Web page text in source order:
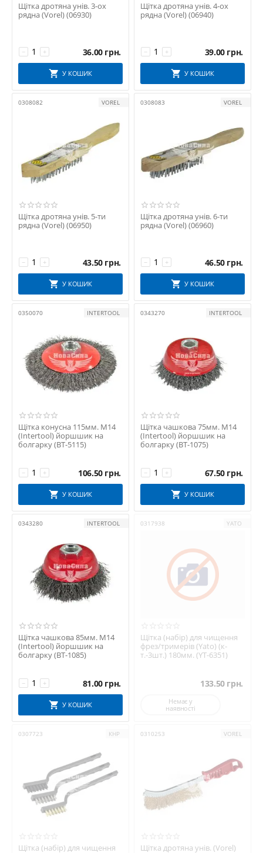
Щітка дротяна унів. 3-ох
рядна (Vorel) (06930)
+
− 36.00 грн.
У КОШИК
Щітка дротяна унів. 4-ох
рядна (Vorel) (06940)
+
− 39.00 грн.
У КОШИК
0308082 VOREL
Щітка дротяна унів. 5-ти
рядна (Vorel) (06950)
+
− 43.50 грн.
У КОШИК
0308083 VOREL
Щітка дротяна унів. 6-ти
рядна (Vorel) (06960)
+
− 46.50 грн.
У КОШИК
0350070 INTERTOOL
Щітка конусна 115мм. М14
(Intertool) йоршшик на
болгарку (BT-5115)
+
− 106.50 грн.
У КОШИК
0343270 INTERTOOL
Щітка чашкова 75мм. М14
(Intertool) йоршшик на
болгарку (BT-1075)
+
− 67.50 грн.
У КОШИК
0343280 INTERTOOL
Щітка чашкова 85мм. M14
(Intertool) йоршшик на
болгарку (BT-1085)
+
− 81.00 грн.
У КОШИК
0317938 YATO
Щітка (набір) для чищення
фрез/тримерів (Yato) (к-
т.-3шт.) 180мм. (YT-6351)
133.50 грн.
Немає у
наявності
0307723 КНР
Щітка (набір) для чищення
0310253 VOREL
Щітка дротяна унів. (Vorel)